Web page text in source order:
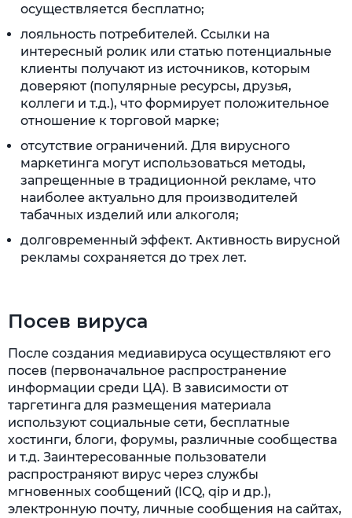
осуществляется бесплатно;
лояльность потребителей. Ссылки на
интересный ролик или статью потенциальные
клиенты получают из источников, которым
доверяют (популярные ресурсы, друзья,
коллеги и т.д.), что формирует положительное
отношение к торговой марке;
отсутствие ограничений. Для вирусного
маркетинга могут использоваться методы,
запрещенные в традиционной рекламе, что
наиболее актуально для производителей
табачных изделий или алкоголя;
долговременный эффект. Активность вирусной
рекламы сохраняется до трех лет.
Посев вируса
После создания медиавируса осуществляют его
посев (первоначальное распространение
информации среди ЦА). В зависимости от
таргетинга для размещения материала
используют социальные сети, бесплатные
хостинги, блоги, форумы, различные сообщества
и т.д. Заинтересованные пользователи
распространяют вирус через службы
мгновенных сообщений (ICQ, qip и др.),
электронную почту, личные сообщения на сайтах,